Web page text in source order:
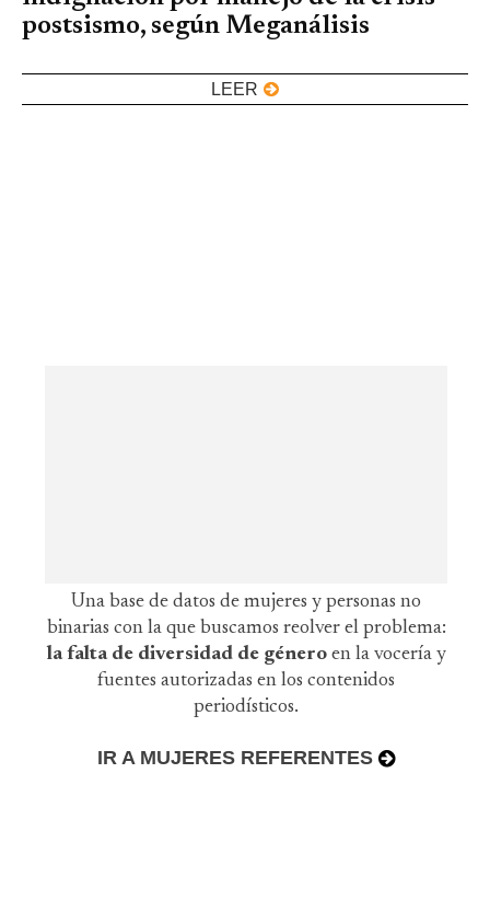
postsismo, según Meganálisis
LEER
Una base de datos de mujeres y personas no
binarias con la que buscamos reolver el problema:
la falta de diversidad de género en la vocería y
fuentes autorizadas en los contenidos
periodísticos.
IR A MUJERES REFERENTES